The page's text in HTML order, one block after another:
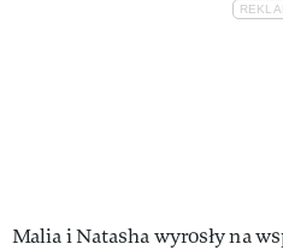
Malia i Natasha wyrosły na